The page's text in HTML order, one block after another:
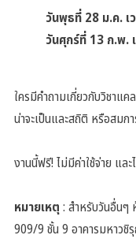
วันพุธที่ 28 ม.ค. เ
วันศุกร์ที่ 13 ก.พ.
ใครมีคำถามเกี่ยวกับวิชา
น่าจะเป็นและสถิติ หรือสมก
งานนี้ฟรี! ไม่มีค่าใช้จ่าย แล
หมายเหตุ : สำหรับวันอื่น
909/9 ชั้น 9 อาคารมหาว